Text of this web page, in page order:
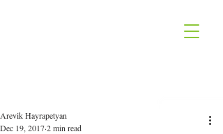
Arevik Hayrapetyan
Dec 19, 20172 min read